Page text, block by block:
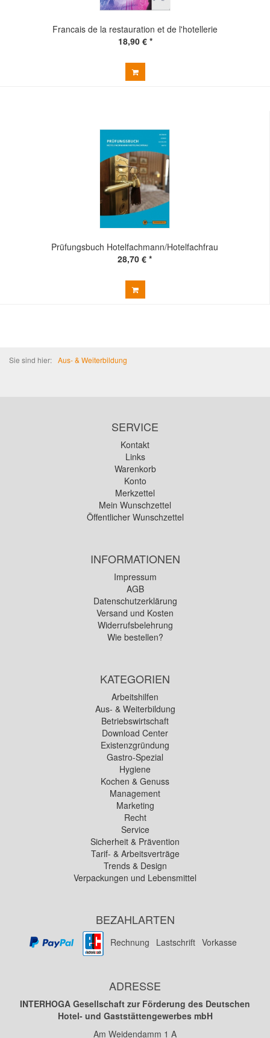
Francais de la restauration et de l'hotellerie
18,90 € *
Prüfungsbuch Hotelfachmann/Hotelfachfrau
28,70 € *
Sie sind hier: Aus- & Weiterbildung
SERVICE
Kontakt
Links
Warenkorb
Konto
Merkzettel
Mein Wunschzettel
Öffentlicher Wunschzettel
INFORMATIONEN
Impressum
AGB
Datenschutzerklärung
Versand und Kosten
Widerrufsbelehrung
Wie bestellen?
KATEGORIEN
Arbeitshilfen
Aus- & Weiterbildung
Betriebswirtschaft
Download Center
Existenzgründung
Gastro-Spezial
Hygiene
Kochen & Genuss
Management
Marketing
Recht
Service
Sicherheit & Prävention
Tarif- & Arbeitsverträge
Trends & Design
Verpackungen und Lebensmittel
BEZAHLARTEN
Rechnung Lastschrift Vorkasse
ADRESSE
INTERHOGA Gesellschaft zur Förderung des Deutschen
Hotel- und Gaststättengewerbes mbH
Am Weidendamm 1 A